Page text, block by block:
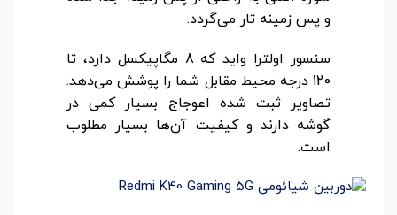
و پس زمینه تار می‌گردد.
سنسور اولترا واید که 8 مگاپیکسل دارد، تا
120 درجه محیط مقابل شما را پوشش می‌دهد.
تصاویر ثبت شده اعوجاج بسیار کمی در
گوشه دارند و کیفیت آن‌ها بسیار مطلوب
است.